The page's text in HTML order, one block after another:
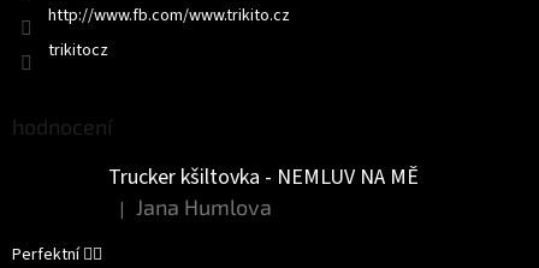
http://www.fb.com/www.trikito.cz
trikitocz
hodnocení
Trucker kšiltovka - NEMLUV NA MĚ
Hodnocení produktu je 5 z 5 hvězdiček.
| Jana Humlova
Perfektní 👌🏻